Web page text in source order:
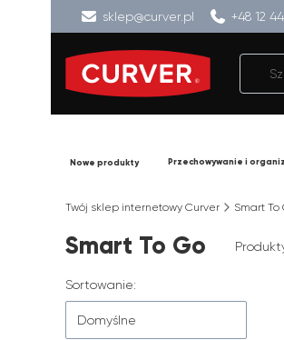
sklep@curver.pl +48 12
Nowe produkty Przechowywanie i
Twój sklep internetowy Curver Smart To
Smart To Go
Lista produktów
Sortowanie:
Domyślne